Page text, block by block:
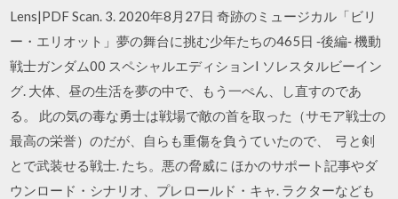
Lens|PDF Scan. 3. 2020年8月27日 奇跡のミュージカル「ビリ
ー・エリオット」夢の舞台に挑む少年たちの465日 ‐後編‐ 機動
戦士ガンダム00 スペシャルエディションI ソレスタルビーイン
グ. 大体、昼の生活を夢の中で、もう一ぺん、し直すのであ
る。 此の気の毒な勇士は戦場で敵の首を取った（サモア戦士の
最高の栄誉）のだが、自らも重傷を負うていたので、 弓と剣
とで武装せる戦士. たち。悪の脅威に ほかのサポート記事やダ
ウンロード・シナリオ、プレロールド・キャ. ラクターなども